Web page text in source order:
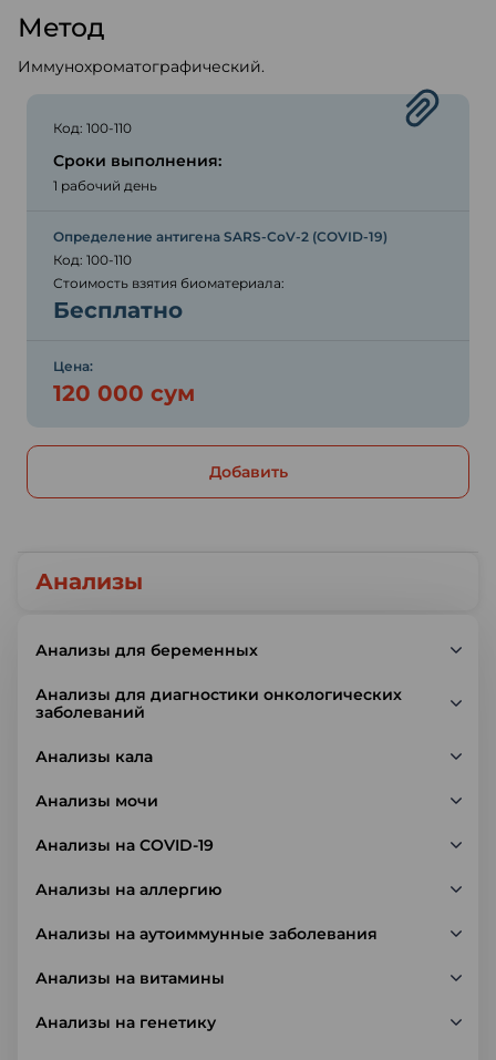
Анализы
Анализы для беременных
Анализы для диагностики онкологических
заболеваний
Анализы кала
Анализы мочи
Анализы на COVID-19
Анализы на аллергию
Анализы на аутоиммунные заболевания
Анализы на витамины
Анализы на генетику
Метод
Иммунохроматографический.
Код: 100-110
Сроки выполнения:
1 рабочий день
Определение антигена SARS-CoV-2 (COVID-19)
Код: 100-110
Стоимость взятия биоматериала:
Бесплатно
Цена:
120 000 сум
Добавить